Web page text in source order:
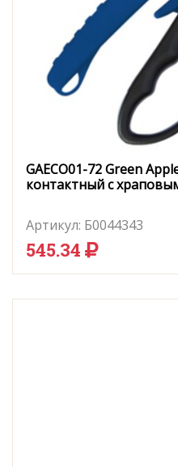
GAECO01-72 Green
контактный c
Артикул: Б0044343
545.34